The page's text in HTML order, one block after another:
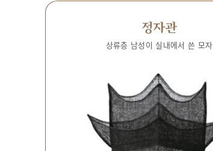
정자관
상류층 남성이 실내에서 쓴 모자